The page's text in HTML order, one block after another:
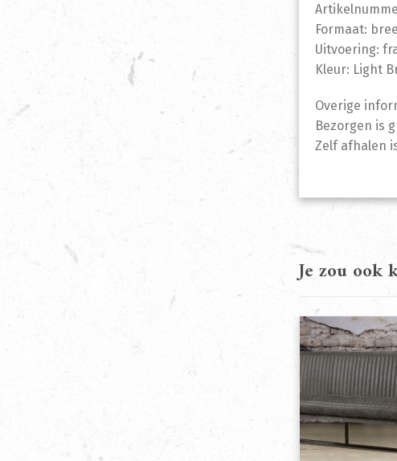
Formaat:
Uitvoering:
Kleur: Light
Overige
Bezorgen is
Zelf afhalen
Je zou ook